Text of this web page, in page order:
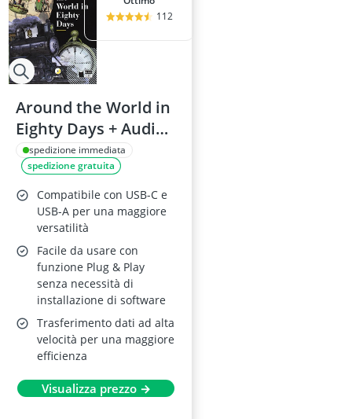
112
Around the World in
Eighty Days + Audio
in Inglese
spedizione immediata
spedizione gratuita
Compatibile con USB-C e
USB-A per una maggiore
versatilità
Facile da usare con
funzione Plug & Play
senza necessità di
installazione di software
Trasferimento dati ad alta
velocità per una maggiore
efficienza
Visualizza prezzo →